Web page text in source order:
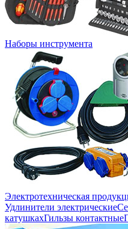
Наборы инструмента
Электротехническая
Удлинители электрические
катушкахГильзы контактные